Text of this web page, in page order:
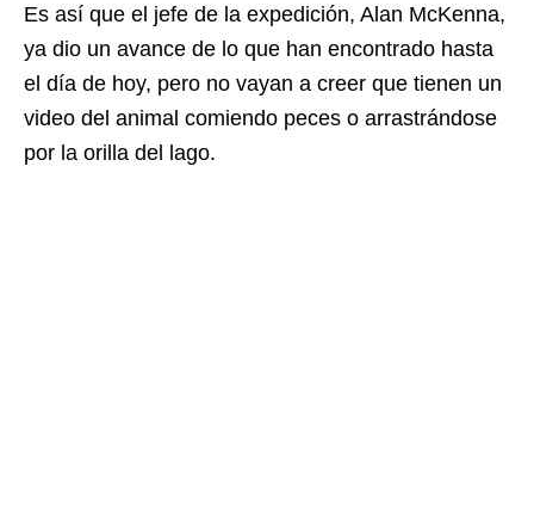
Es así que el jefe de la expedición, Alan McKenna,
ya dio un avance de lo que han encontrado hasta
el día de hoy, pero no vayan a creer que tienen un
video del animal comiendo peces o arrastrándose
por la orilla del lago.